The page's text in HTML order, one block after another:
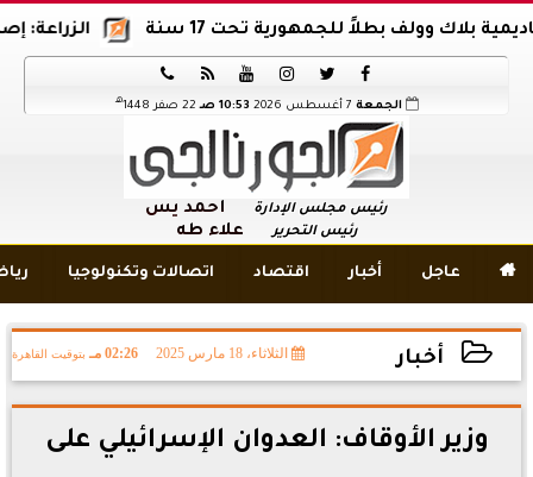
الزراعة: إصدار 12 ألف موافقة وتصريح بالمبيدات خلال 6 شهور وولف بطلاً للجمهورية تحت 17 سنة






الجمعة 10:53 صـ 22 صفر 1448 هـ
رئيس مجلس الإدارة أحمد يس
رئيس التحرير علاء طه
 عاجل أخبار اقتصاد اتصالات وتكنولوجيا
أخبار الثلاثاء، 18 مارس 2025 02:26 مـ بتوقيت القاهرة
2025-03-18 14:26:04
وزير الأوقاف: العدوان الإسرائيلي على